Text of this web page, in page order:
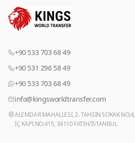
+90 533 703 68 49
+90 531 296 58 49
+90 533 703 68 49
info@kingsworldtransfer.com
ALEMDAR MAHALLESİ, 2. TAHSİN SOKAK NO:4,
İÇ KAPI NO:415, 34110 FATİH/İSTANBUL